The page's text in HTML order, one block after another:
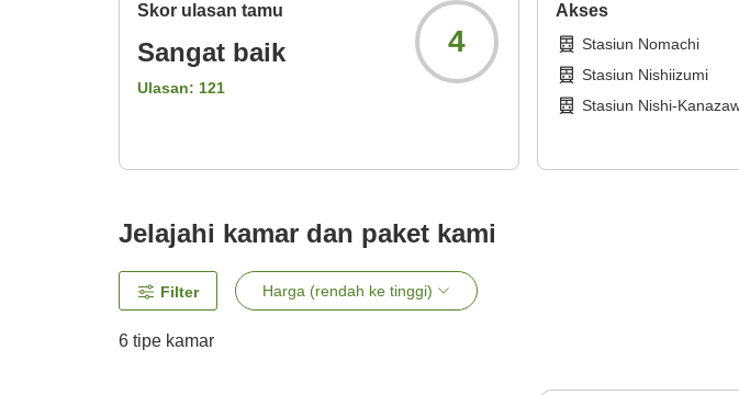
Skor ulasan tamu
Sangat baik
Ulasan: 121
4
Akses
Stasiun Nomachi
Stasiun Nishiizumi
Stasiun Nishi-
Jelajahi kamar dan paket kami
Filter Harga (rendah ke tinggi)
6 tipe kamar